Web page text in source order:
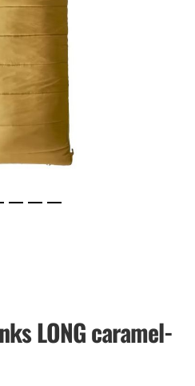
LONG caramel-